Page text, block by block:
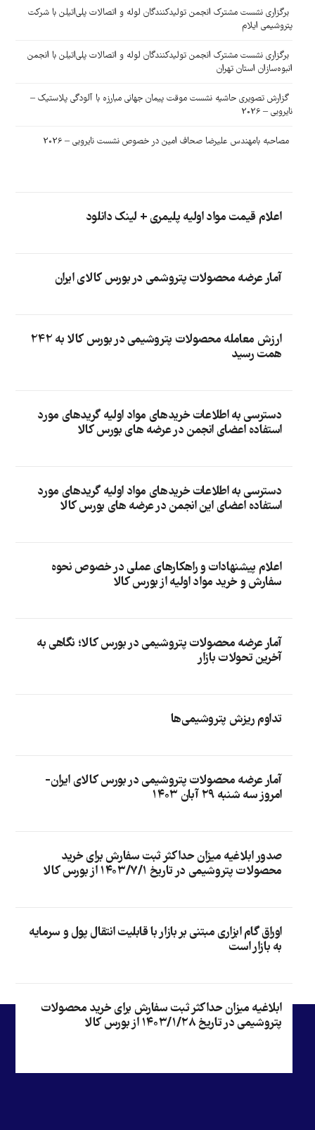
برگزاری نشست مشترک انجمن تولیدکنندگان لوله و اتصالات پلی‌اتیلن با شرکت
پتروشیمی ایلام
برگزاری نشست مشترک انجمن تولیدکنندگان لوله و اتصالات پلی‌اتیلن با انجمن
انبوه‌سازان استان تهران
گزارش تصویری حاشیه نشست موقت پیمان جهانی مبارزه با آلودگی پلاستیک –
نایروبی – 2026
مصاحبه بامهندس علیرضا صحاف امین در خصوص نشست نایروبی – 2026
اعلام قیمت مواد اولیه پلیمری + لینک دانلود
آمار عرضه محصولات پتروشمی در بورس کالای ایران
ارزش معامله محصولات پتروشیمی در بورس کالا به 242
همت رسید
دسترسی به اطلاعات خریدهای مواد اولیه گریدهای مورد
استفاده اعضای انجمن در عرضه های بورس کالا
دسترسی به اطلاعات خریدهای مواد اولیه گریدهای مورد
استفاده اعضای این انجمن در عرضه های بورس کالا
اعلام پیشنهادات و راهکارهای عملی در خصوص نحوه
سفارش و خرید مواد اولیه از بورس کالا
آمار عرضه محصولات پتروشیمی در بورس کالا؛ نگاهی به
آخرین تحولات بازار
تداوم ریزش پتروشیمی‌ها
آمار عرضه محصولات پتروشیمی در بورس کالای ایران-
امروز سه شنبه ۲۹ آبان ۱۴۰۳
صدور ابلاغیه میزان حداکثر ثبت سفارش برای خرید
محصولات پتروشیمی در تاریخ ۱۴۰۳/۷/۱ از بورس کالا
اوراق گام ابزاری مبتنی بر بازار با قابلیت انتقال پول و سرمایه
به بازار است
ابلاغیه میزان حداکثر ثبت سفارش برای خرید محصولات
پتروشیمی در تاریخ ۱۴۰۳/۱/۲۸ از بورس کالا